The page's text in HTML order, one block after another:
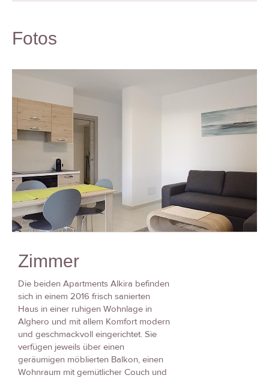
Fotos
Zimmer
Die beiden Apartments Alkira befinden
sich in einem 2016 frisch sanierten
Haus in einer ruhigen Wohnlage in
Alghero und mit allem Komfort modern
und geschmackvoll eingerichtet. Sie
verfügen jeweils über einen
geräumigen möblierten Balkon, einen
Wohnraum mit gemütlicher Couch und